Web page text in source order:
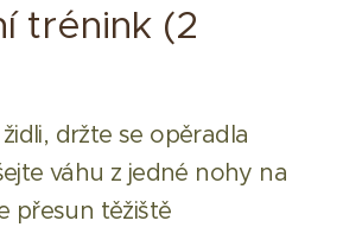
trénink (2
držte se opěradla
váhu z jedné nohy na
přesun těžiště